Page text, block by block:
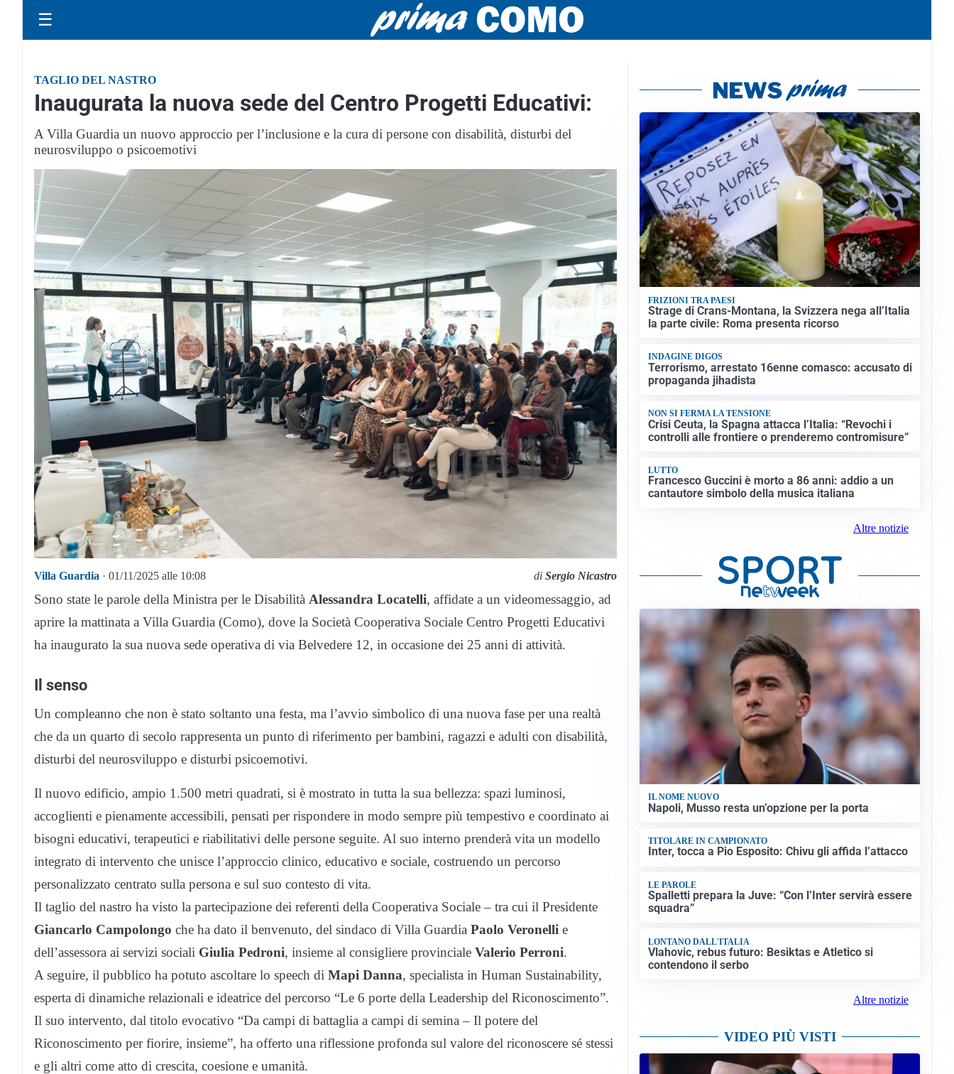
☰
TAGLIO DEL NASTRO
Inaugurata la nuova sede del Centro Progetti Educativi:
A Villa Guardia un nuovo approccio per l’inclusione e la cura di persone con disabilità, disturbi del
neurosviluppo o psicoemotivi
Villa Guardia · 01/11/2025 alle 10:08 diSergio Nicastro
Sono state le parole della Ministra per le Disabilità Alessandra Locatelli, affidate a un videomessaggio, ad
aprire la mattinata a Villa Guardia (Como), dove la Società Cooperativa Sociale Centro Progetti Educativi
ha inaugurato la sua nuova sede operativa di via Belvedere 12, in occasione dei 25 anni di attività.
Il senso
Un compleanno che non è stato soltanto una festa, ma l’avvio simbolico di una nuova fase per una realtà
che da un quarto di secolo rappresenta un punto di riferimento per bambini, ragazzi e adulti con disabilità,
disturbi del neurosviluppo e disturbi psicoemotivi.
Il nuovo edificio, ampio 1.500 metri quadrati, si è mostrato in tutta la sua bellezza: spazi luminosi,
accoglienti e pienamente accessibili, pensati per rispondere in modo sempre più tempestivo e coordinato ai
bisogni educativi, terapeutici e riabilitativi delle persone seguite. Al suo interno prenderà vita un modello
integrato di intervento che unisce l’approccio clinico, educativo e sociale, costruendo un percorso
personalizzato centrato sulla persona e sul suo contesto di vita.
Il taglio del nastro ha visto la partecipazione dei referenti della Cooperativa Sociale – tra cui il Presidente
Giancarlo Campolongo che ha dato il benvenuto, del sindaco di Villa Guardia Paolo Veronelli e
dell’assessora ai servizi sociali Giulia Pedroni, insieme al consigliere provinciale Valerio Perroni.
A seguire, il pubblico ha potuto ascoltare lo speech di Mapi Danna, specialista in Human Sustainability,
esperta di dinamiche relazionali e ideatrice del percorso “Le 6 porte della Leadership del Riconoscimento”.
Il suo intervento, dal titolo evocativo “Da campi di battaglia a campi di semina – Il potere del
Riconoscimento per fiorire, insieme”, ha offerto una riflessione profonda sul valore del riconoscere sé stessi
e gli altri come atto di crescita, coesione e umanità.
FRIZIONI TRA PAESI
Strage di Crans-Montana, la Svizzera nega all’Italia
la parte civile: Roma presenta ricorso
INDAGINE DIGOS
Terrorismo, arrestato 16enne comasco: accusato di
propaganda jihadista
NON SI FERMA LA TENSIONE
Crisi Ceuta, la Spagna attacca l’Italia: “Revochi i
controlli alle frontiere o prenderemo contromisure”
LUTTO
Francesco Guccini è morto a 86 anni: addio a un
cantautore simbolo della musica italiana
Altre notizie
IL NOME NUOVO
Napoli, Musso resta un’opzione per la porta
TITOLARE IN CAMPIONATO
Inter, tocca a Pio Esposito: Chivu gli affida l’attacco
LE PAROLE
Spalletti prepara la Juve: “Con l’Inter servirà essere
squadra”
LONTANO DALL'ITALIA
Vlahovic, rebus futuro: Besiktas e Atletico si
contendono il serbo
Altre notizie
VIDEO PIÙ VISTI